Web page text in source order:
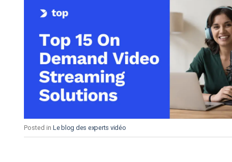
Posted in Le blog des experts vidéo